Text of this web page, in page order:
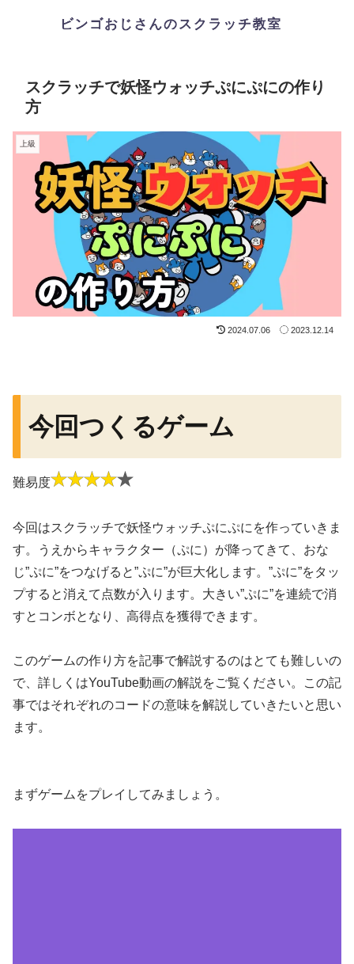
スクラッチで妖怪ウォッチぷにぷにの作り
方
上級
2024.07.06 2023.12.14
今回つくるゲーム
難易度
今回はスクラッチで妖怪ウォッチぷにぷにを作っていきま
す。うえからキャラクター（ぷに）が降ってきて、おな
じ”ぷに”をつなげると”ぷに”が巨大化します。”ぷに”をタッ
プすると消えて点数が入ります。大きい”ぷに”を連続で消
すとコンボとなり、高得点を獲得できます。
このゲームの作り方を記事で解説するのはとても難しいの
で、詳しくはYouTube動画の解説をご覧ください。この記
事ではそれぞれのコードの意味を解説していきたいと思い
ます。
まずゲームをプレイしてみましょう。